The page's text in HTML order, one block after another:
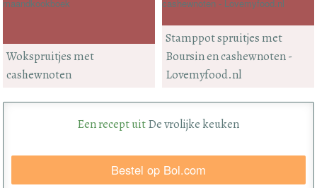
Stamppot spruitjes met
Boursin en cashewnoten -
Lovemyfood.nl
Wokspruitjes met
cashewnoten
Een recept uitDe vrolijke keuken
Bestel op Bol.com